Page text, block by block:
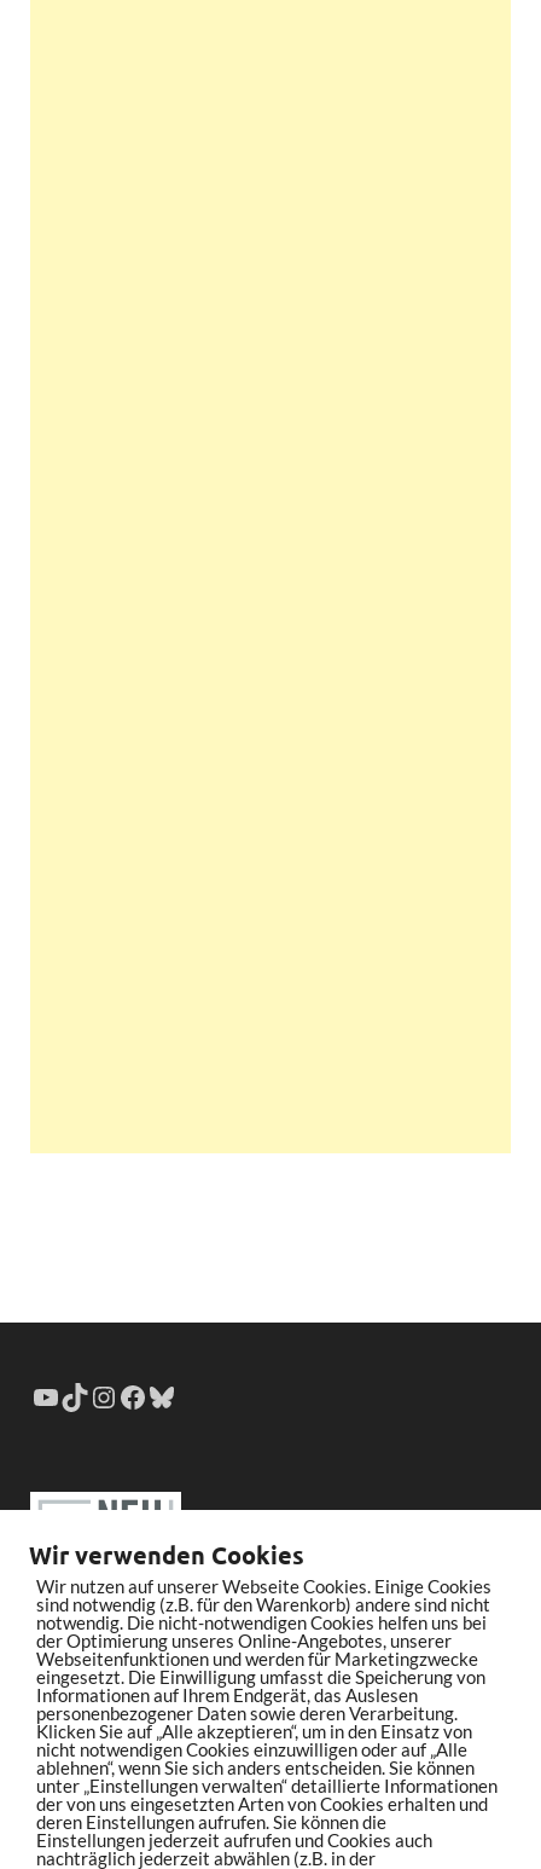
Wir verwenden Cookies
Wir nutzen auf unserer Webseite Cookies. Einige Cookies
sind notwendig (z.B. für den Warenkorb) andere sind nicht
notwendig. Die nicht-notwendigen Cookies helfen uns bei
der Optimierung unseres Online-Angebotes, unserer
Webseitenfunktionen und werden für Marketingzwecke
eingesetzt. Die Einwilligung umfasst die Speicherung von
Informationen auf Ihrem Endgerät, das Auslesen
personenbezogener Daten sowie deren Verarbeitung.
Klicken Sie auf „Alle akzeptieren“, um in den Einsatz von
nicht notwendigen Cookies einzuwilligen oder auf „Alle
ablehnen“, wenn Sie sich anders entscheiden. Sie können
unter „Einstellungen verwalten“ detaillierte Informationen
der von uns eingesetzten Arten von Cookies erhalten und
deren Einstellungen aufrufen. Sie können die
Einstellungen jederzeit aufrufen und Cookies auch
nachträglich jederzeit abwählen (z.B. in der